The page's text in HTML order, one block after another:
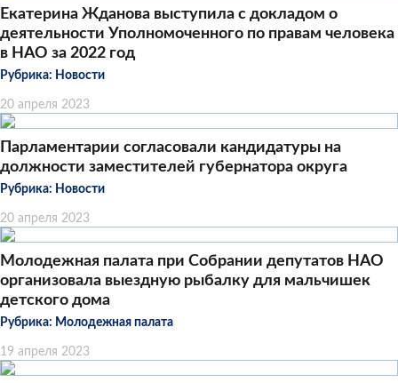
Екатерина Жданова выступила с докладом о
деятельности Уполномоченного по правам человека
в НАО за 2022 год
Рубрика: Новости
20 апреля 2023
Парламентарии согласовали кандидатуры на
должности заместителей губернатора округа
Рубрика: Новости
20 апреля 2023
Молодежная палата при Собрании депутатов НАО
организовала выездную рыбалку для мальчишек
детского дома
Рубрика: Молодежная палата
19 апреля 2023